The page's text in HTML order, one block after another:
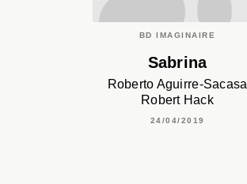
BD IMAGINAIRE
Sabrina
Roberto Aguirre-Sacasa
Robert Hack
24/04/2019